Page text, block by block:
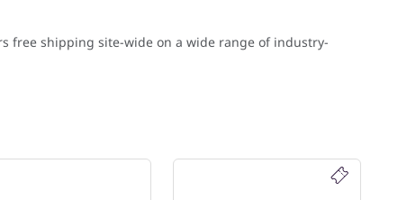
free shipping site-wide on a wide range of industry-